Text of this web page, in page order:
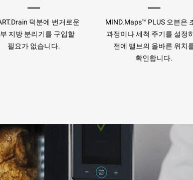
덕분에 번거로운
지방 분리기를 구입할
필요가 없습니다.
MIND.Maps™ PLUS 오븐은
과정이나 세척 주기를 설정
전에 밸브의 올바른 위치
확인합니다.